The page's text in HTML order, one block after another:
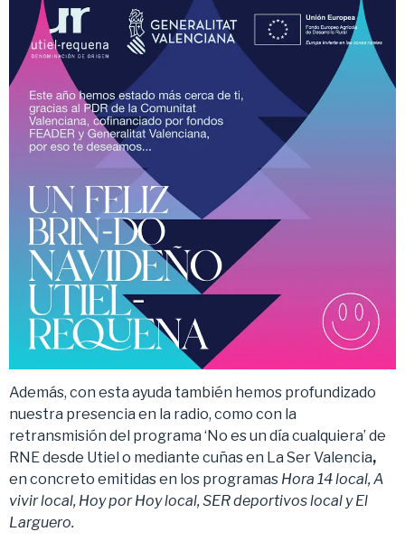
Además, con esta ayuda también hemos profundizado
nuestra presencia en la radio, como con la
retransmisión del programa ‘No es un día cualquiera’ de
RNE desde Utiel o mediante cuñas en La Ser Valencia,
en concreto emitidas en los programas Hora 14 local, A
vivir local, Hoy por Hoy local, SER deportivos local y El
Larguero.